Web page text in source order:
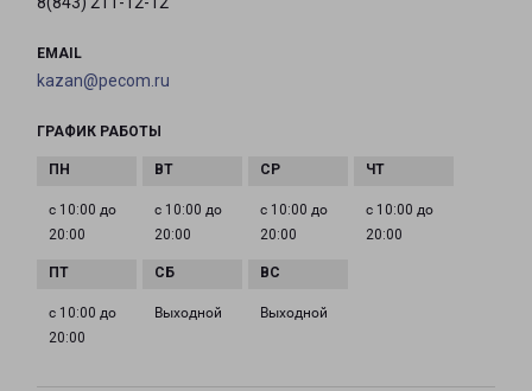
EMAIL
kazan@pecom.ru
ГРАФИК РАБОТЫ
с 10:00 до
20:00
с 10:00 до
20:00
с 10:00 до
20:00
с 10:00 до
20:00
с 10:00 до
20:00
Выходной Выходной